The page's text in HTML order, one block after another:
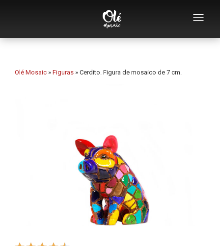
Empresa
Tazas
Ceniceros
Olé Mosaic » Figuras » Cerdito. Figura de mosaico de 7 cm.